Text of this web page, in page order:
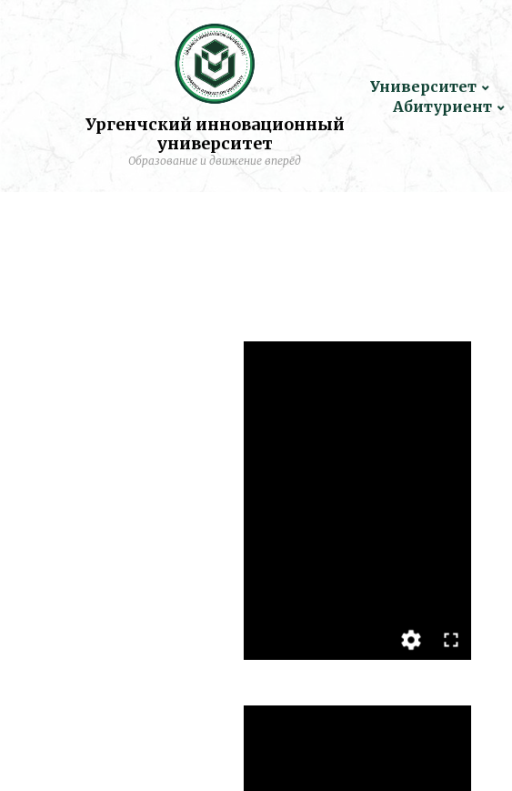
Ургенчский инновационный
университет
Образование и движение вперёд
Университет
Абитуриент